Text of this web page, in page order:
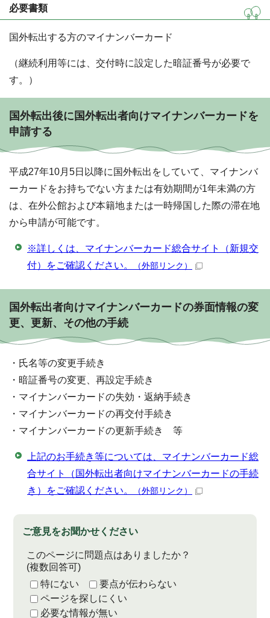
必要書類
国外転出する方のマイナンバーカード
（継続利用等には、交付時に設定した暗証番号が必要で
す。）
国外転出後に国外転出者向けマイナンバーカードを
申請する
平成27年10月5日以降に国外転出をしていて、マイナンバ
ーカードをお持ちでない方または有効期間が1年未満の方
は、在外公館および本籍地または一時帰国した際の滞在地
から申請が可能です。
※詳しくは、マイナンバーカード総合サイト（新規交
付）をご確認ください。
（外部リンク）
国外転出者向けマイナンバーカードの券面情報の変
更、更新、その他の手続
・氏名等の変更手続き
・暗証番号の変更、再設定手続き
・マイナンバーカードの失効・返納手続き
・マイナンバーカードの再交付手続き
・マイナンバーカードの更新手続き 等
上記のお手続き等については、マイナンバーカード総
合サイト（国外転出者向けマイナンバーカードの手続
き）をご確認ください。
（外部リンク）
ご意見をお聞かせください
このページに問題点はありましたか？
(複数回答可)
特にない
要点が伝わらない
ページを探しにくい
必要な情報が無い